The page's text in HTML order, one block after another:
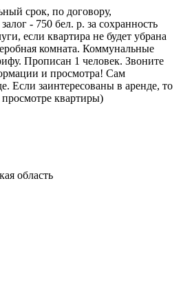
срок, по договору,
- 750 бел. р. за сохранность
если квартира не будет убрана
комната. Коммунальные
Прописан 1 человек. Звоните
и просмотра! Сам
Если заинтересованы в аренде, то
квартиры)
область